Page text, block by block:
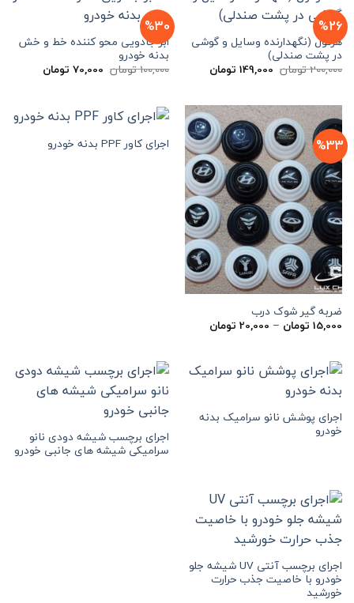
%26
هرکول (نگهدارنده وسایل و گوشی
در پشت صندلی)
200,000تومان قیمت
اصلی
149,000 تومانقیمت
فعلی
%30
ابر جادویی محو کننده خط و خش
بدنه خودرو
100,000تومان قیمت
اصلی
70,000 تومانقیمت
فعلی
%33
ضربه گیر شوک درب
15,000 تومان –
20,000 تومانمحدوده
قیمت:
20,000 تومان
اجرای کاور PPF بدنه خودرو
اجرای پوشش نانو سرامیک بدنه
خودرو اجرای برچسب شیشه دودی نانو
سرامیکی شیشه های جانبی خودرو
اجرای برچسب آنتی UV شیشه جلو
خودرو با خاصیت جذب حرارت
خورشید